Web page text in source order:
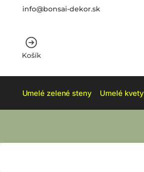
info@bonsai-dekor.sk
Košík
Umelé zelené steny Umelé kvety